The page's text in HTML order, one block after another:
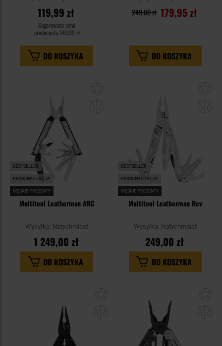
119,99 zł
Sugerowana cena
producenta 149,99 zł
DO KOSZYKA
179,95 zł
249,00 zł
DO KOSZYKA
BESTSELLER
PERSONALIZACJA
MĘSKIE PREZENTY
Multitool Leatherman ARC
Wysyłka: Natychmiast
1 249,00 zł
DO KOSZYKA
BESTSELLER
PERSONALIZACJA
MĘSKIE PREZENTY
Multitool Leatherman Rev
Wysyłka: Natychmiast
249,00 zł
DO KOSZYKA